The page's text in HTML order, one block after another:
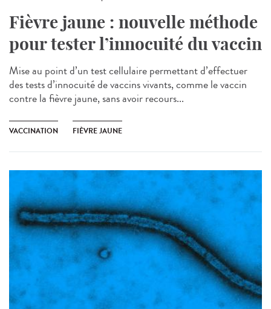
Fièvre jaune : nouvelle méthode
pour tester l’innocuité du vaccin
Mise au point d’un test cellulaire permettant d’effectuer
des tests d’innocuité de vaccins vivants, comme le vaccin
contre la fièvre jaune, sans avoir recours...
VACCINATION FIÈVRE JAUNE